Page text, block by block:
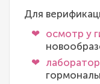
Для
осмотр у